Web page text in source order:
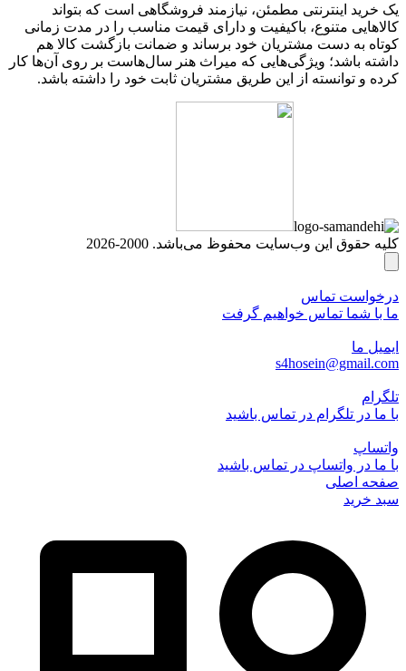
یک خرید اینترنتی مطمئن، نیازمند فروشگاهی است که بتواند
کالاهایی متنوع، باکیفیت و دارای قیمت مناسب را در مدت زمانی
کوتاه به دست مشتریان خود برساند و ضمانت بازگشت کالا هم
داشته باشد؛ ویژگی‌هایی که میراث هنر سال‌هاست بر روی آن‌ها کار
کرده و توانسته از این طریق مشتریان ثابت خود را داشته باشد.
کلیه حقوق این وب‌سایت محفوظ می‌باشد. 2000-2026
درخواست تماس
ما با شما تماس خواهیم گرفت
ایمیل ما
s4hosein@gmail.com
تلگرام
با ما در تلگرام در تماس باشید
واتساپ
با ما در واتساپ در تماس باشید
صفحه اصلی
سبد خرید